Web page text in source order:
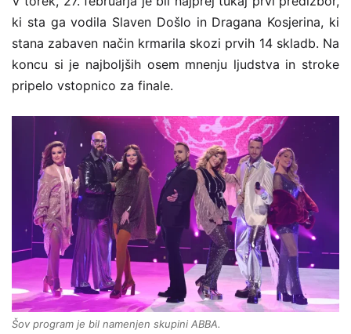
ki sta ga vodila Slaven Došlo in Dragana Kosjerina, ki
stana zabaven način krmarila skozi prvih 14 skladb. Na
koncu si je najboljših osem mnenju ljudstva in stroke
pripelo vstopnico za finale.
Šov program je bil namenjen skupini ABBA.